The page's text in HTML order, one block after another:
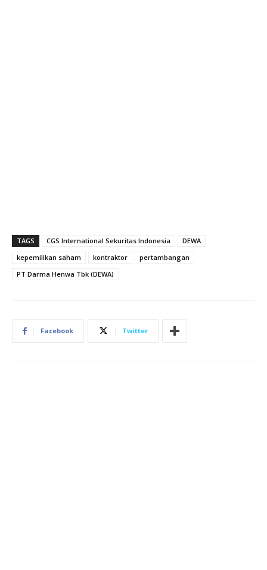
TAGS CGS International Sekuritas Indonesia
DEWA
kepemilikan saham
kontraktor
pertambangan
PT Darma Henwa Tbk (DEWA)
Facebook Twitter